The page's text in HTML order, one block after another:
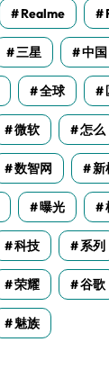
Realme
三星 中国
全球
微软 怎么
数智网 新
曝光
科技 系列
荣耀 谷歌
魅族